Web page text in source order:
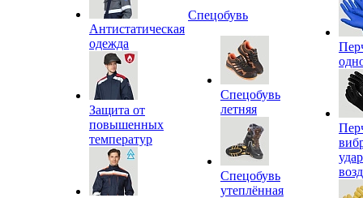
Антистатическая
одежда
Защита от
повышенных
температур
Спецобувь
Спецобувь
летняя
Спецобувь
утеплённая